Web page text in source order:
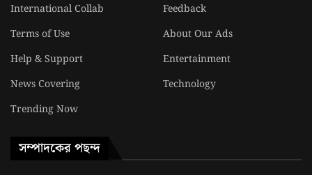
International Collab
Feedback
Terms of Use
About Our Ads
Help & Support
Entertainment
News Covering
Technology
Trending Now
সম্পাদকের পছন্দ